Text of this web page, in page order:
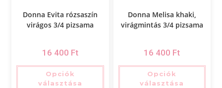
Donna Evita rózsaszín
virágos 3/4 pizsama
16 400 Ft
Opciók
választása
Donna Melisa khaki,
virágmintás 3/4 pizsama
16 400 Ft
Opciók
választása